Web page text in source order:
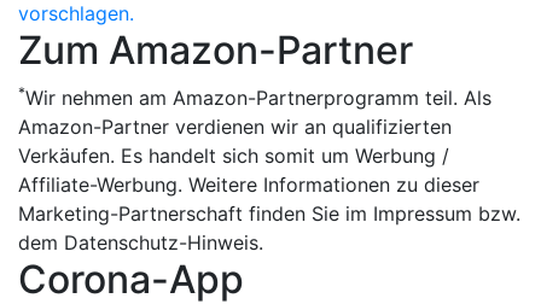
vorschlagen.
Zum Amazon-Partner
*Wir nehmen am Amazon-Partnerprogramm teil. Als
Amazon-Partner verdienen wir an qualifizierten
Verkäufen. Es handelt sich somit um Werbung /
Affiliate-Werbung. Weitere Informationen zu dieser
Marketing-Partnerschaft finden Sie im Impressum bzw.
dem Datenschutz-Hinweis.
Corona-App